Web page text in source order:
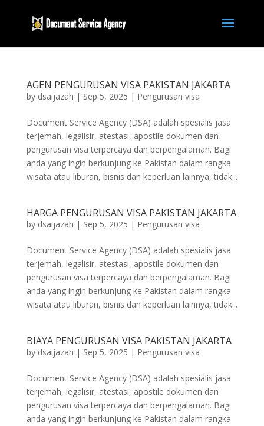
AGEN PENGURUSAN VISA PAKISTAN JAKARTA
by dsaijazah | Sep 5, 2025 | Pengurusan visa
Document Service Agency (DSA) adalah spesialis jasa
terjemah, legalisir, atestasi, apostile dokumen dan
pengurusan visa terpercaya dan berpengalaman. Bagi
anda yang ingin berkunjung ke Pakistan dalam rangka
wisata atau liburan, bisnis dan keperluan lainnya, tidak...
HARGA PENGURUSAN VISA PAKISTAN JAKARTA
by dsaijazah | Sep 5, 2025 | Pengurusan visa
Document Service Agency (DSA) adalah spesialis jasa
terjemah, legalisir, atestasi, apostile dokumen dan
pengurusan visa terpercaya dan berpengalaman. Bagi
anda yang ingin berkunjung ke Pakistan dalam rangka
wisata atau liburan, bisnis dan keperluan lainnya, tidak...
BIAYA PENGURUSAN VISA PAKISTAN JAKARTA
by dsaijazah | Sep 5, 2025 | Pengurusan visa
Document Service Agency (DSA) adalah spesialis jasa
terjemah, legalisir, atestasi, apostile dokumen dan
pengurusan visa terpercaya dan berpengalaman. Bagi
anda yang ingin berkunjung ke Pakistan dalam rangka